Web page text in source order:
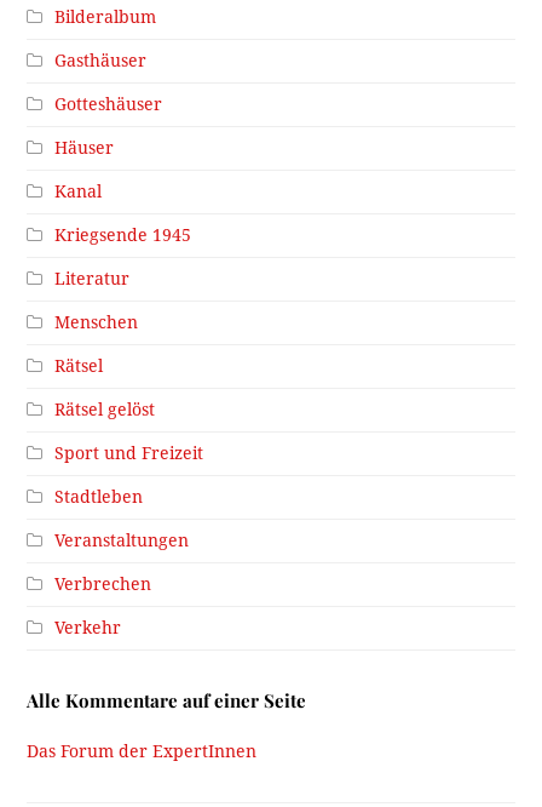
Bilderalbum
Gasthäuser
Gotteshäuser
Häuser
Kanal
Kriegsende 1945
Literatur
Menschen
Rätsel
Rätsel gelöst
Sport und Freizeit
Stadtleben
Veranstaltungen
Verbrechen
Verkehr
Alle Kommentare auf einer Seite
Das Forum der ExpertInnen